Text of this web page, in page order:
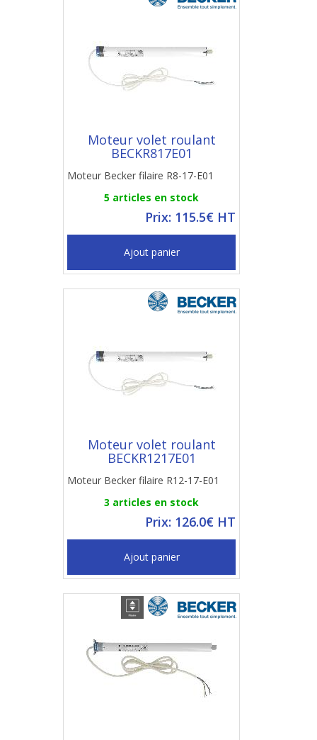
Moteur volet roulant
BECKR817E01
Moteur Becker filaire R8-17-E01
5 articles en stock
Prix: 115.5€ HT
Ajout panier
Moteur volet roulant
BECKR1217E01
Moteur Becker filaire R12-17-E01
3 articles en stock
Prix: 126.0€ HT
Ajout panier